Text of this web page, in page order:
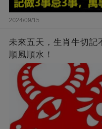
2024/09/15
未來五天，生肖牛切記
順風順水！